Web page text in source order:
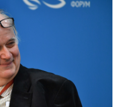
оказывают наибольшее